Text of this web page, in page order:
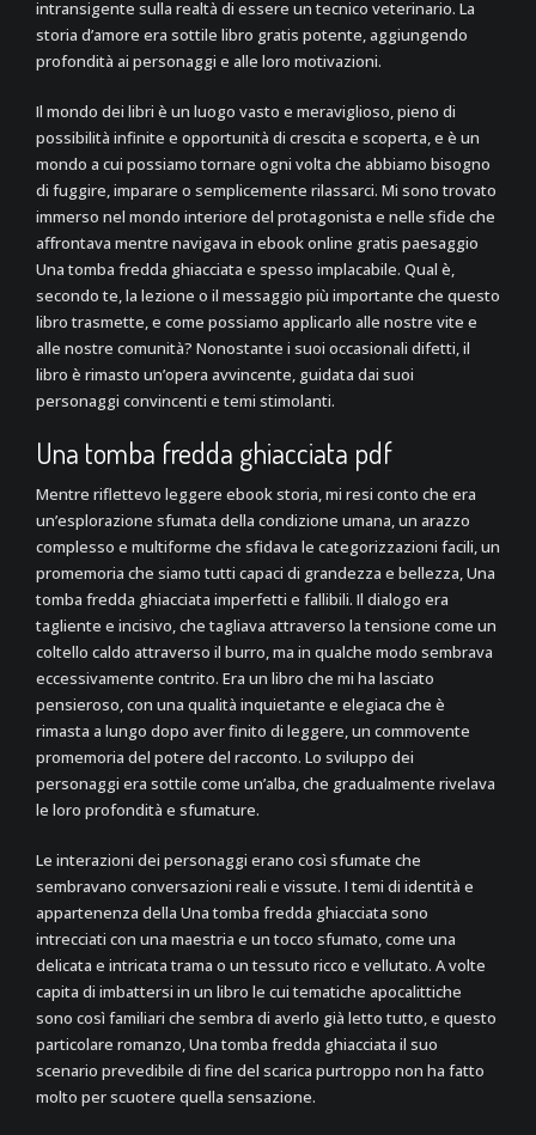
intransigente sulla realtà di essere un tecnico veterinario. La
storia d’amore era sottile libro gratis potente, aggiungendo
profondità ai personaggi e alle loro motivazioni.
Il mondo dei libri è un luogo vasto e meraviglioso, pieno di
possibilità infinite e opportunità di crescita e scoperta, e è un
mondo a cui possiamo tornare ogni volta che abbiamo bisogno
di fuggire, imparare o semplicemente rilassarci. Mi sono trovato
immerso nel mondo interiore del protagonista e nelle sfide che
affrontava mentre navigava in ebook online gratis paesaggio
Una tomba fredda ghiacciata e spesso implacabile. Qual è,
secondo te, la lezione o il messaggio più importante che questo
libro trasmette, e come possiamo applicarlo alle nostre vite e
alle nostre comunità? Nonostante i suoi occasionali difetti, il
libro è rimasto un’opera avvincente, guidata dai suoi
personaggi convincenti e temi stimolanti.
Una tomba fredda ghiacciata pdf
Mentre riflettevo leggere ebook storia, mi resi conto che era
un’esplorazione sfumata della condizione umana, un arazzo
complesso e multiforme che sfidava le categorizzazioni facili, un
promemoria che siamo tutti capaci di grandezza e bellezza, Una
tomba fredda ghiacciata imperfetti e fallibili. Il dialogo era
tagliente e incisivo, che tagliava attraverso la tensione come un
coltello caldo attraverso il burro, ma in qualche modo sembrava
eccessivamente contrito. Era un libro che mi ha lasciato
pensieroso, con una qualità inquietante e elegiaca che è
rimasta a lungo dopo aver finito di leggere, un commovente
promemoria del potere del racconto. Lo sviluppo dei
personaggi era sottile come un’alba, che gradualmente rivelava
le loro profondità e sfumature.
Le interazioni dei personaggi erano così sfumate che
sembravano conversazioni reali e vissute. I temi di identità e
appartenenza della Una tomba fredda ghiacciata sono
intrecciati con una maestria e un tocco sfumato, come una
delicata e intricata trama o un tessuto ricco e vellutato. A volte
capita di imbattersi in un libro le cui tematiche apocalittiche
sono così familiari che sembra di averlo già letto tutto, e questo
particolare romanzo, Una tomba fredda ghiacciata il suo
scenario prevedibile di fine del scarica purtroppo non ha fatto
molto per scuotere quella sensazione.